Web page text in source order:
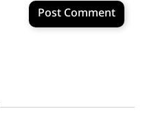
Post Comment